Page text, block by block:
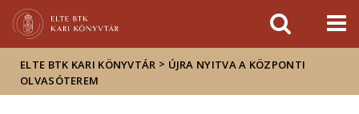
sajtóban
ELTE BTK KARI KÖNYVTÁR > ÚJRA NYITVA A KÖZPONTI
OLVASÓTEREM